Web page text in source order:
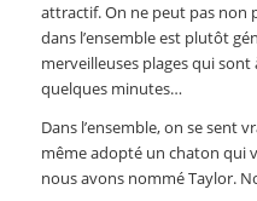
attractif. On ne peut pas non
dans l’ensemble est plutôt
merveilleuses plages qui
quelques minutes…
Dans l’ensemble, on se sent
même adopté un chaton qui
nous avons nommé Taylor.